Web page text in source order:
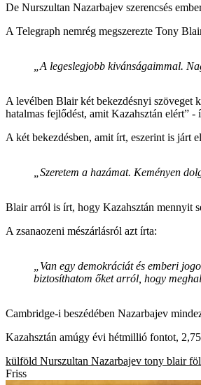
De Nurszultan Nazarbajev szerencsés
A Telegraph nemrég megszerezte Tony
„A legeslegjobb kivánságaimmal.
A levélben Blair két bekezdésnyi szöveget
hatalmas fejlődést, amit Kazahsztán elért” -
A két bekezdésben, amit írt, eszerint is járt
„Szeretem a hazámat. Keményen
Blair arról is írt, hogy Kazahsztán mennyit
A zsanaozeni mészárlásról azt írta:
„Van egy demokráciát és emberi
biztosíthatom őket arról, hogy
Cambridge-i beszédében Nazarbajev
Kazahsztán amúgy évi hétmillió fontot,
külföld Nurszultan Nazarbajev tony blair
Friss